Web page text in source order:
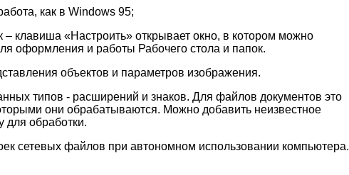
как в Windows 95;
клавиша «Настроить» открывает окно, в котором можно
оформления и работы Рабочего стола и папок.
объектов и параметров изображения.
типов - расширений и знаков. Для файлов документов это
они обрабатываются. Можно добавить неизвестное
для обработки.
сетевых файлов при автономном использовании компьютера.